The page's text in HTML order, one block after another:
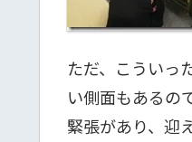
ただ、こういっ
い側面もあるの
緊張があり、迎